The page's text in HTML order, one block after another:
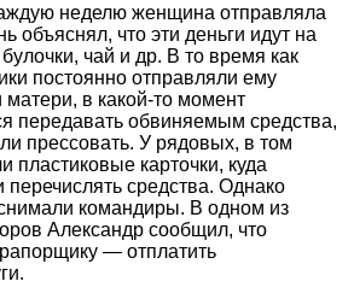
неделю женщина отправляла
объяснял, что эти деньги идут на
чай и др. В то время как
постоянно отправляли ему
в какой-то момент
передавать обвиняемым средства,
прессовать. У рядовых, в том
пластиковые карточки, куда
перечислять средства. Однако
командиры. В одном из
Александр сообщил, что
— отплатить